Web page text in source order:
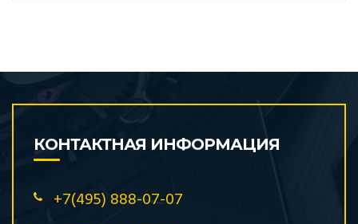
КОНТАКТНАЯ ИНФОРМАЦИЯ
+7(495) 888-07-07